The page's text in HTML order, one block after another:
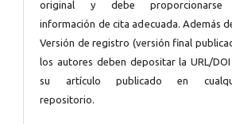
original y debe
información de cita adecuada. Además
Versión de registro (versión final
los autores deben depositar la URL/
su artículo publicado en
repositorio.